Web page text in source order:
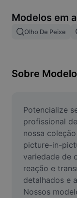
Mesclar
Redimensionar
Criador de
AI Text Remover
AI People
AI Inpainting
Face Cutout
Modelos em
Olho De Peixe
Sobre
Potencialize
profissional
nossa
picture-in-
variedade de
reação e
detalhados e
Nossos